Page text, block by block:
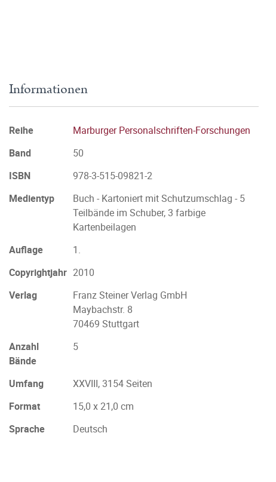
Informationen
Reihe
Marburger Personalschriften-Forschungen
Band
50
ISBN
978-3-515-09821-2
Medientyp
Buch - Kartoniert mit Schutzumschlag - 5
Teilbände im Schuber, 3 farbige
Kartenbeilagen
Auflage
1.
Copyrightjahr 2010
Verlag
Franz Steiner Verlag GmbH
Maybachstr. 8
70469 Stuttgart
Anzahl
Bände
5
Umfang
XXVIII, 3154 Seiten
Format
15,0 x 21,0 cm
Sprache
Deutsch